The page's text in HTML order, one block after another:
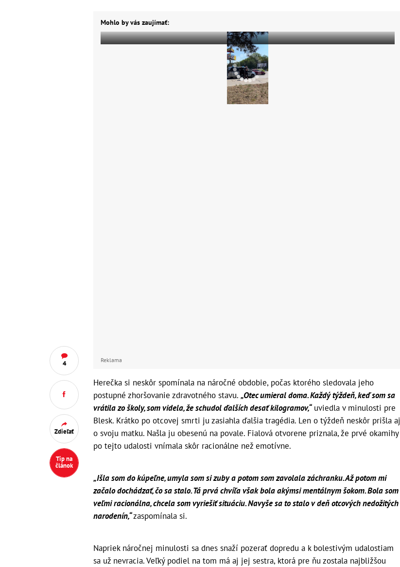
4
Zdieľať
Tip na
článok
Mohlo by vás zaujímať:
Reklama
Herečka si neskôr spomínala na náročné obdobie, počas ktorého sledovala jeho
postupné zhoršovanie zdravotného stavu. „Otec umieral doma. Každý týždeň, keď som sa
vrátila zo školy, som videla, že schudol ďalších desať kilogramov,“uviedla v minulosti pre
Blesk. Krátko po otcovej smrti ju zasiahla ďalšia tragédia. Len o týždeň neskôr prišla aj
o svoju matku. Našla ju obesenú na povale. Fialová otvorene priznala, že prvé okamihy
po tejto udalosti vnímala skôr racionálne než emotívne.
„Išla som do kúpeľne, umyla som si zuby a potom som zavolala záchranku. Až potom mi
začalo dochádzať, čo sa stalo. Tá prvá chvíľa však bola akýmsi mentálnym šokom. Bola som
veľmi racionálna, chcela som vyriešiť situáciu. Navyše sa to stalo v deň otcových nedožitých
narodenín,“zaspomínala si.
Napriek náročnej minulosti sa dnes snaží pozerať dopredu a k bolestivým udalostiam
sa už nevracia. Veľký podiel na tom má aj jej sestra, ktorá pre ňu zostala najbližšou